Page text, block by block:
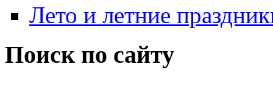
Лето и летние
Поиск по сайту